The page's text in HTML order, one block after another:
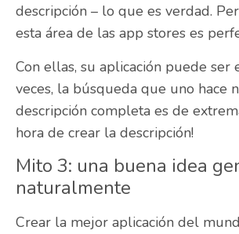
descripción – lo que es verdad.
esta área de las app stores es
Con ellas, su aplicación puede ser
veces, la búsqueda que uno hace
descripción completa es de
hora de crear la descripción!
Mito 3: una buena idea
naturalmente
Crear la mejor aplicación del